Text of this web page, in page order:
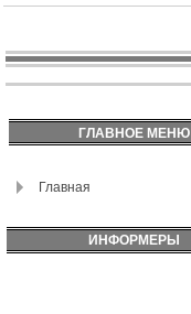
ГЛАВНОЕ МЕНЮ
Главная
ИНФОРМЕРЫ